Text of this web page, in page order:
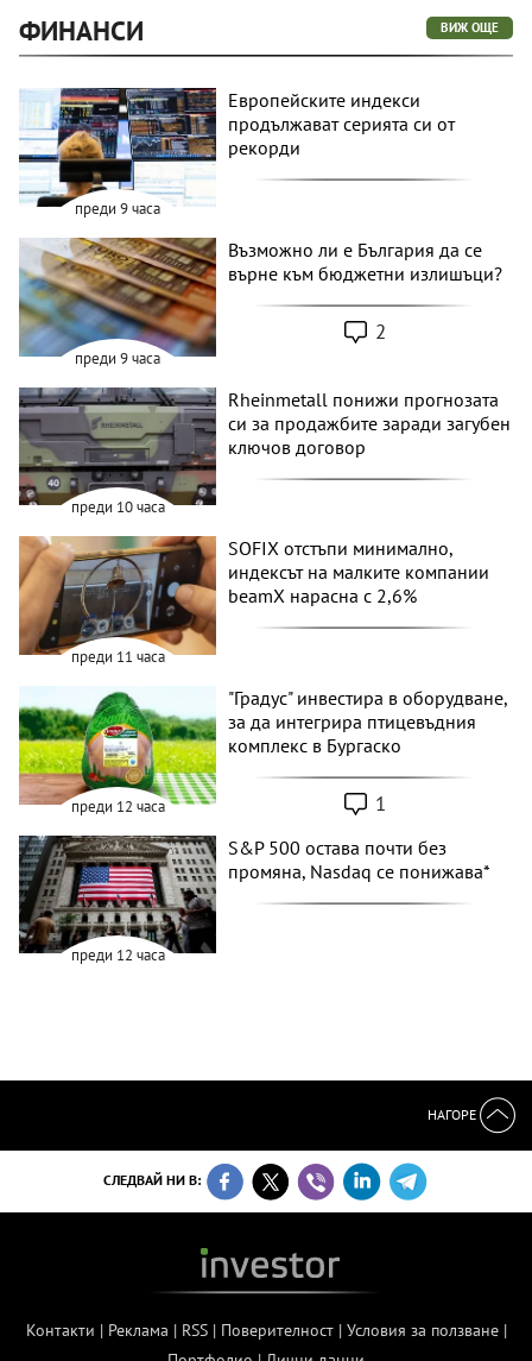
ФИНАНСИ ВИЖ ОЩЕ
преди 9 часа
Европейските индекси
продължават серията си от
рекорди
преди 9 часа
Възможно ли е България да се
върне към бюджетни излишъци?
2
преди 10 часа
Rheinmetall понижи прогнозата
си за продажбите заради загубен
ключов договор
преди 11 часа
SOFIX отстъпи минимално,
индексът на малките компании
beamX нарасна с 2,6%
преди 12 часа
"Градус" инвестира в оборудване,
за да интегрира птицевъдния
комплекс в Бургаско
1
преди 12 часа
S&P 500 остава почти без
промяна, Nasdaq се понижава*
НАГОРЕ
СЛЕДВАЙ НИ В:
Контакти | Реклама | RSS| Поверителност| Условия за ползване|